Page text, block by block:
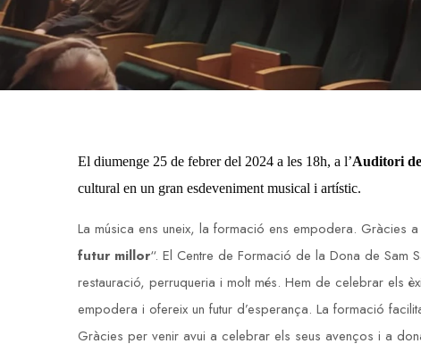
El diumenge 25 de febrer del 2024 a les 18h, a l’Auditori
cultural en un gran esdeveniment musical i artístic.
La música ens uneix, la formació ens empodera. Gràcies
futur millor“. El Centre de Formació de la Dona de Sam
restauració, perruqueria i molt més. Hem de celebrar els
empodera i ofereix un futur d’esperança. La formació
Gràcies per venir avui a celebrar els seus avenços i a